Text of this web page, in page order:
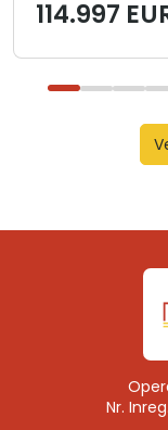
114.997
Nr.